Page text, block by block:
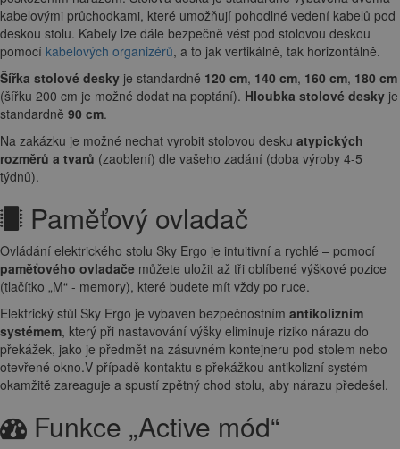
kabelovými průchodkami, které umožňují pohodlné vedení kabelů pod
deskou stolu. Kabely lze dále bezpečně vést pod stolovou deskou
pomocí kabelových organizérů, a to jak vertikálně, tak horizontálně.
Šířka stolové desky je standardně 120 cm, 140 cm, 160 cm, 180 cm
(šířku 200 cm je možné dodat na poptání). Hloubka stolové desky je
standardně 90 cm.
Na zakázku je možné nechat vyrobit stolovou desku atypických
rozměrů a tvarů (zaoblení) dle vašeho zadání (doba výroby 4-5
týdnů).
Paměťový ovladač
Ovládání elektrického stolu Sky Ergo je intuitivní a rychlé – pomocí
paměťového ovladače můžete uložit až tři oblíbené výškové pozice
(tlačítko „M“ - memory), které budete mít vždy po ruce.
Elektrický stůl Sky Ergo je vybaven bezpečnostním antikolizním
systémem, který při nastavování výšky eliminuje riziko nárazu do
překážek, jako je předmět na zásuvném kontejneru pod stolem nebo
otevřené okno.V případě kontaktu s překážkou antikolizní systém
okamžitě zareaguje a spustí zpětný chod stolu, aby nárazu předešel.
Funkce „Active mód“